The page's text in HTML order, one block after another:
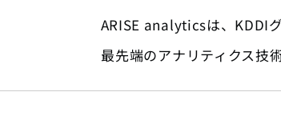
ARISE analyticsは、KDDI
最先端のアナリティクス技